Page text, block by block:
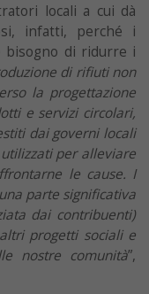
locali a cui dà
infatti, perché i
bisogno di ridurre i
di rifiuti non
la progettazione
e servizi circolari,
dai governi locali
per alleviare
le cause. I
parte significativa
dai contribuenti)
progetti sociali e
nostre comunità”,